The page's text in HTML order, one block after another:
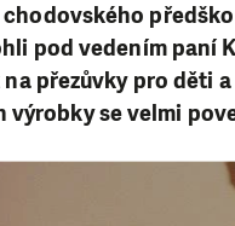
pod vedením paní
přezůvky pro děti
výrobky se velmi